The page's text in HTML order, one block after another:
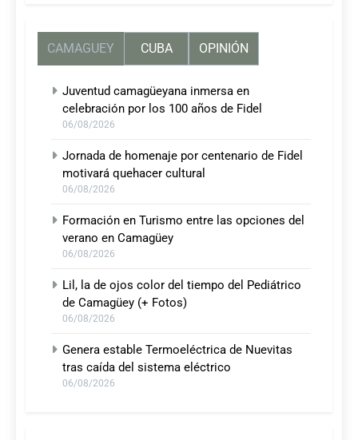
CAMAGUEY CUBA OPINIÓN
Juventud camagüeyana inmersa en
celebración por los 100 años de Fidel
06/08/2026
Jornada de homenaje por centenario de Fidel
motivará quehacer cultural
06/08/2026
Formación en Turismo entre las opciones del
verano en Camagüey
06/08/2026
Lil, la de ojos color del tiempo del Pediátrico
de Camagüey (+ Fotos)
06/08/2026
Genera estable Termoeléctrica de Nuevitas
tras caída del sistema eléctrico
06/08/2026